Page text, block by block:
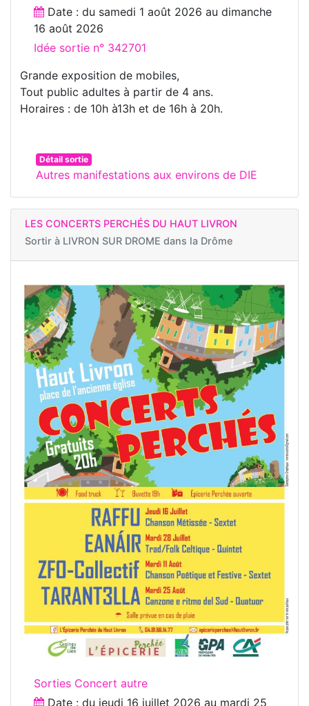
Date : du samedi 1 août 2026 au dimanche
16 août 2026
Idée sortie n° 342701
Grande exposition de mobiles,
Tout public adultes à partir de 4 ans.
Horaires : de 10h à13h et de 16h à 20h.
Détail sortie
Autres manifestations aux environs de DIE
LES CONCERTS PERCHÉS DU HAUT LIVRON
Sortir à LIVRON SUR DROME dans la Drôme
Sorties Concert autre
Date : du jeudi 16 juillet 2026 au mardi 25